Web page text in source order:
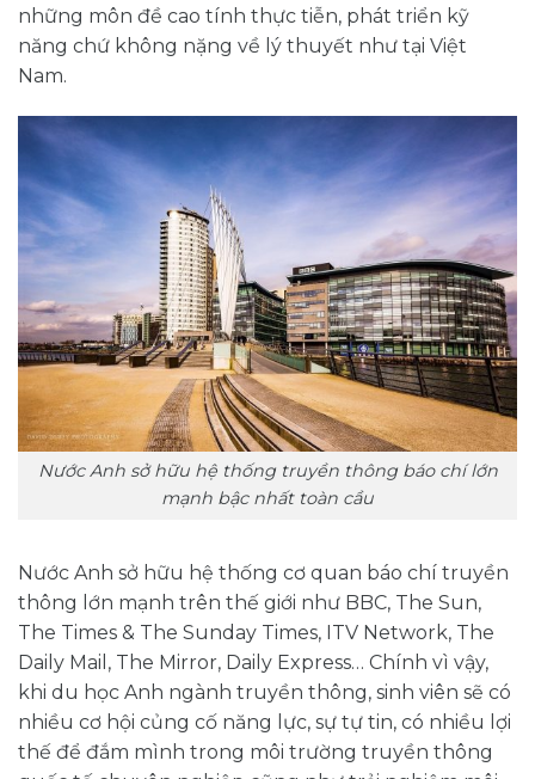
những môn đề cao tính thực tiễn, phát triển kỹ
năng chứ không nặng về lý thuyết như tại Việt
Nam.
Nước Anh sở hữu hệ thống truyền thông báo chí lớn
mạnh bậc nhất toàn cầu
Nước Anh sở hữu hệ thống cơ quan báo chí truyền
thông lớn mạnh trên thế giới như BBC, The Sun,
The Times & The Sunday Times, ITV Network, The
Daily Mail, The Mirror, Daily Express… Chính vì vậy,
khi du học Anh ngành truyền thông, sinh viên sẽ có
nhiều cơ hội củng cố năng lực, sự tự tin, có nhiều lợi
thế để đắm mình trong môi trường truyền thông